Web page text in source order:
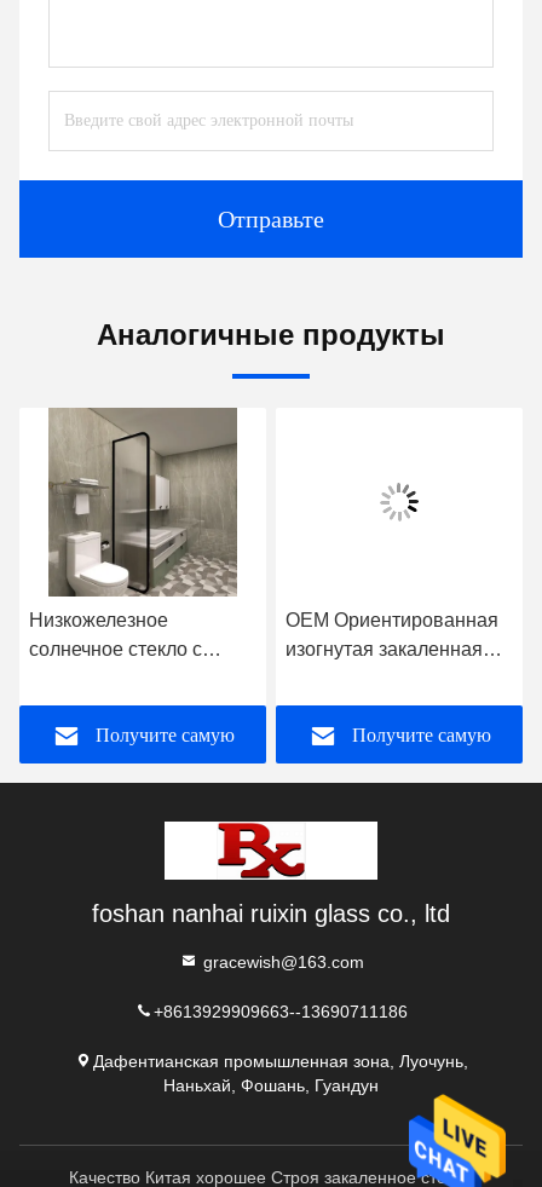
Отправьте
Аналогичные продукты
Низкожелезное
солнечное стекло с
Радужная спутниковая
лампа сверхбелая
Получите самую
OEM Ориентированная
изогнутая закаленная
структура
Получите самую
foshan nanhai ruixin glass co., ltd
gracewish@163.com
+8613929909663--13690711186
Дафентианская промышленная зона, Луочунь,
Наньхай, Фошань, Гуандун
Качество Китая хорошее Строя закаленное стекло